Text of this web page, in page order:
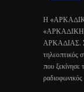
Η
«ΑΡΚΑΔΙΚΗ
ΑΡΚΑΔΙΑΣ.
που ξεκίνησε